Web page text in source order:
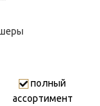
полный
ассортимент